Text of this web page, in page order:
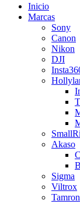
Inicio
Marcas
Sony
Canon
Nikon
DJI
Akaso
Sigma
Viltrox
Tamron